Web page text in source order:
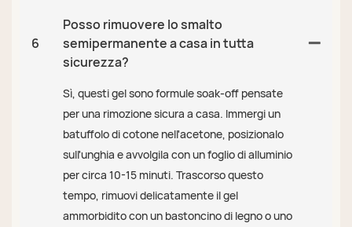
6
Posso rimuovere lo smalto
semipermanente a casa in tutta
sicurezza?
Sì, questi gel sono formule soak-off pensate
per una rimozione sicura a casa. Immergi un
batuffolo di cotone nell'acetone, posizionalo
sull'unghia e avvolgila con un foglio di alluminio
per circa 10-15 minuti. Trascorso questo
tempo, rimuovi delicatamente il gel
ammorbidito con un bastoncino di legno o uno